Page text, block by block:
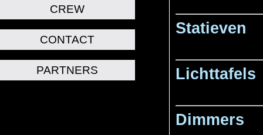
CREW
CONTACT
PARTNERS
Statieven
Lichttafels
Dimmers